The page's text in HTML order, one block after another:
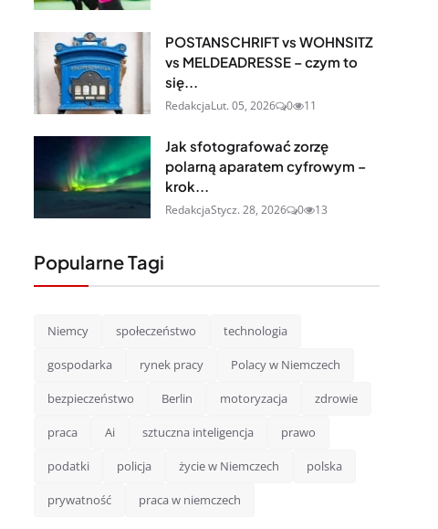
POSTANSCHRIFT vs WOHNSITZ
vs MELDEADRESSE – czym to
się...
RedakcjaLut. 05, 2026 0 11
Jak sfotografować zorzę
polarną aparatem cyfrowym –
krok...
RedakcjaStycz. 28, 2026 0 13
Popularne Tagi
Niemcy społeczeństwo technologia
gospodarka rynek pracy Polacy w Niemczech
bezpieczeństwo Berlin motoryzacja zdrowie
praca Ai sztuczna inteligencja prawo
podatki policja życie w Niemczech polska
prywatność praca w niemczech